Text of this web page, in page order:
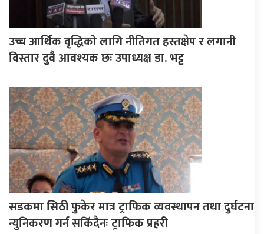
उच्च आर्थिक वृद्धिको लागि नीतिगत हस्तक्षेप र लगानी
विस्तार दुवै आवश्यक छः उपाध्यक्ष डा. भट्ट
सडकमा सिठी फुकेर मात्र ट्राफिक व्यवस्थापन तथा दुर्घटना
न्युनिकरण गर्न सकिँदैनः ट्राफिक प्रहरी